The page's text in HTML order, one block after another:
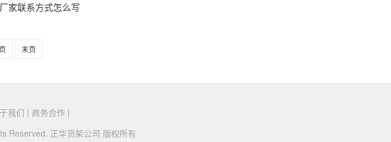
家联系方式怎么写
末页
我们 | 商务合作 |
Reserved. 正华货架公司 版权所有